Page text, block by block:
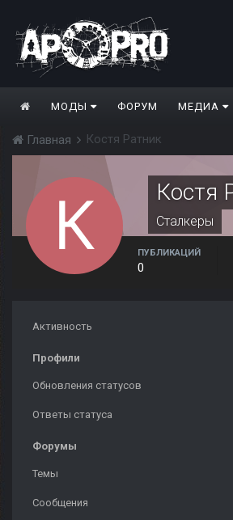
МОДЫ ФОРУМ МЕДИА
Главная Костя Ратник
Костя
Сталкеры
ПУБЛИКАЦИЙ
0
Активность
Профили
Обновления статусов
Ответы статуса
Форумы
Темы
Сообщения